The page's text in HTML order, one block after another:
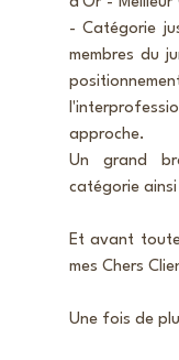
- Catégorie
membres du
approche.
Un grand
catégorie
Et avant
mes Chers
Une fois de